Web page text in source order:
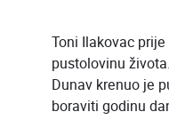
Toni Ilakovac
pustolovinu
Dunav krenuo je
boraviti godinu